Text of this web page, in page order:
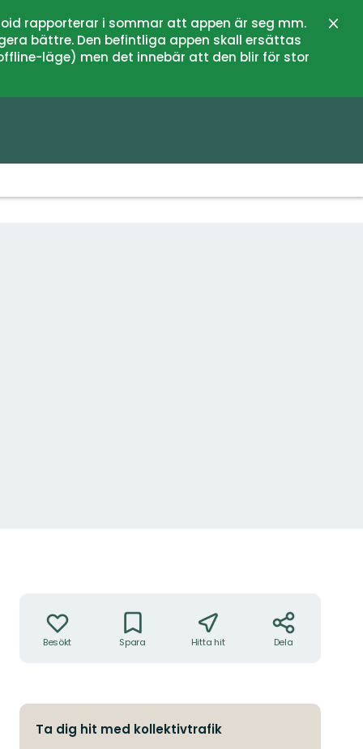
rapporterar i sommar att appen är seg mm.
bättre. Den befintliga appen skall ersättas
läge) men det innebär att den blir för stor
Besökt Spara Hitta hit Dela
Ta dig hit med kollektivtrafik